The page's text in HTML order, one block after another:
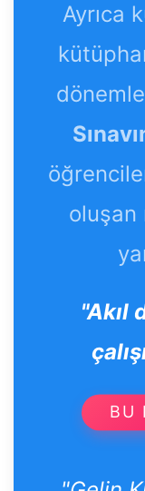
Ayrıca
oluşan
"Akıl
BU